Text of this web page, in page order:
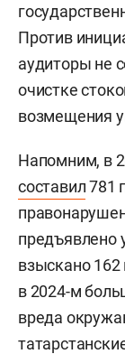
Против
аудиторы не
очистке
возмещения
Напомним, в
составил781
предъявлено
взыскано
в 2024-м
вреда